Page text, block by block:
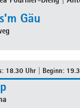
Gäu
18.30 Uhr | Beginn: